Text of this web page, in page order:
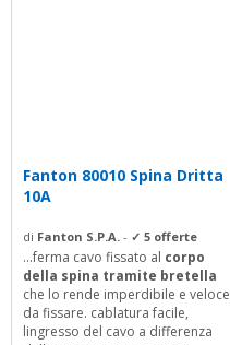
Fanton 80010 Spina Dritta
10A
di Fanton S.P.A. - ✓ 5 offerte
...ferma cavo fissato al corpo
della spina tramite bretella
che lo rende imperdibile e veloce
da fissare. cablatura facile,
lingresso del cavo a differenza